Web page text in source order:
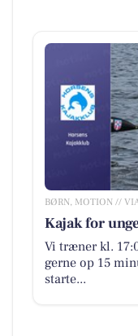
BØRN, MOTION //
Kajak for
Vi træner kl.
gerne op 15
starte...